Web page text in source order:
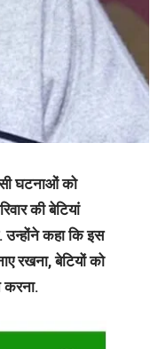
घटनाओं को
की बेटियां
कहा कि इस
रखना, बेटियों को
करना.